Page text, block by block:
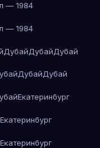
— 1984
— 1984
ДубайДубайДубай
ДубайДубай
Екатеринбург
Екатеринбург
Екатеринбург